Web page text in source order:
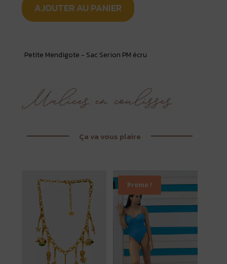
AJOUTER AU PANIER
Petite Mendigote - Sac Serion PM écru
Ça va vous plaire
Promo !